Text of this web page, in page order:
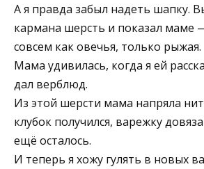
А я правда забыл надеть шапку.
кармана шерсть и показал маме
совсем как овечья, только рыжая.
Мама удивилась, когда я ей
дал верблюд.
Из этой шерсти мама напряла
клубок получился, варежку
ещё осталось.
И теперь я хожу гулять в новых